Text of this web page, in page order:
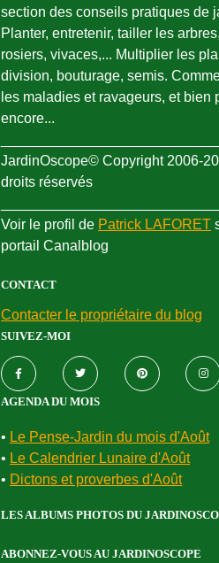
section des conseils pratiques de
Planter, entretenir, tailler les
rosiers, vivaces,... Multiplier les
division, bouturage, semis.
les maladies et ravageurs, et bien
encore...
JardinOscope© Copyright 2006-
droits réservés
Voir le profil de Patrick LAFORET
portail Canalblog
CONTACT
Contacter le propriétaire du blog
SUIVEZ-MOI
AGENDA DU MOIS
• Le Pense-Jardin du mois d'Août
• Le Calendrier Lunaire d'Août
• Dictons et proverbes d'Août
LES ALBUMS PHOTOS DU
ABONNEZ-VOUS AU JARDINOSCOPE